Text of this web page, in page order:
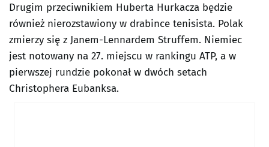
Drugim przeciwnikiem Huberta Hurkacza będzie
również nierozstawiony w drabince tenisista. Polak
zmierzy się z Janem-Lennardem Struffem. Niemiec
jest notowany na 27. miejscu w rankingu ATP, a w
pierwszej rundzie pokonał w dwóch setach
Christophera Eubanksa.